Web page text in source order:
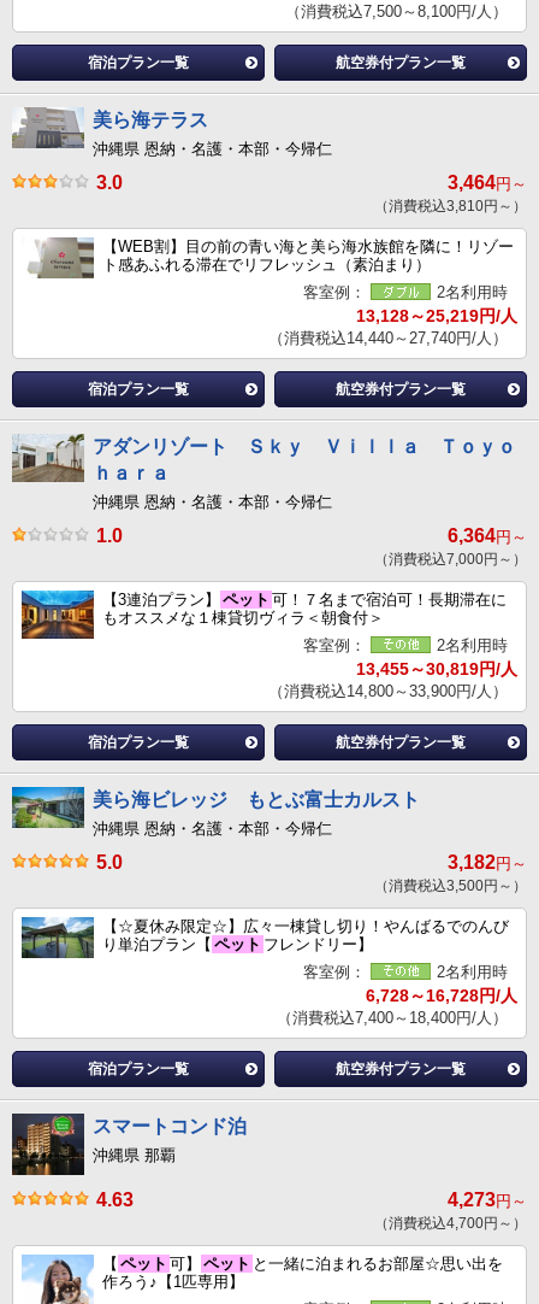
（消費税込7,500～8,100円/人）
宿泊プラン一覧 航空券付プラン一覧
美ら海テラス
沖縄県 恩納・名護・本部・今帰仁
3.0 3,464円～
（消費税込3,810円～）
【WEB割】目の前の青い海と美ら海水族館を隣に！リゾー
ト感あふれる滞在でリフレッシュ（素泊まり）
客室例：
2名利用時
13,128～25,219円/人
（消費税込14,440～27,740円/人）
宿泊プラン一覧 航空券付プラン一覧
アダンリゾート Ｓｋｙ Ｖｉｌｌａ Ｔｏｙｏ
ｈａｒａ
沖縄県 恩納・名護・本部・今帰仁
1.0 6,364円～
（消費税込7,000円～）
【3連泊プラン】 ペット 可！７名まで宿泊可！長期滞在に
もオススメな１棟貸切ヴィラ＜朝食付＞
客室例：
2名利用時
13,455～30,819円/人
（消費税込14,800～33,900円/人）
宿泊プラン一覧 航空券付プラン一覧
美ら海ビレッジ もとぶ富士カルスト
沖縄県 恩納・名護・本部・今帰仁
5.0 3,182円～
（消費税込3,500円～）
【☆夏休み限定☆】広々一棟貸し切り！やんばるでのんび
り単泊プラン【 ペット フレンドリー】
客室例：
2名利用時
6,728～16,728円/人
（消費税込7,400～18,400円/人）
宿泊プラン一覧 航空券付プラン一覧
スマートコンド泊
沖縄県 那覇
4.63 4,273円～
（消費税込4,700円～）
【 ペット 可】 ペット と一緒に泊まれるお部屋☆思い出を
作ろう♪【1匹専用】